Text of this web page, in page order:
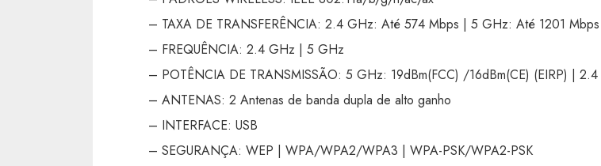
– TAXA DE TRANSFERÊNCIA: 2.4 GHz: Até 574 Mbps | 5 GHz: Até 1201 Mbps
– FREQUÊNCIA: 2.4 GHz | 5 GHz
– POTÊNCIA DE TRANSMISSÃO: 5 GHz: 19dBm(FCC) /16dBm(CE) (EIRP) |
– ANTENAS: 2 Antenas de banda dupla de alto ganho
– INTERFACE: USB
– SEGURANÇA: WEP | WPA/WPA2/WPA3 | WPA-PSK/WPA2-PSK